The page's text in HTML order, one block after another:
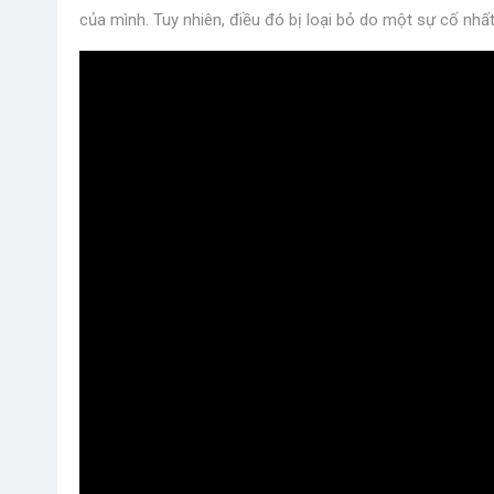
của mình. Tuy nhiên, điều đó bị loại bỏ do một sự cố